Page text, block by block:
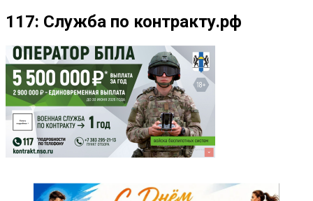
117: Служба по контракту.рф